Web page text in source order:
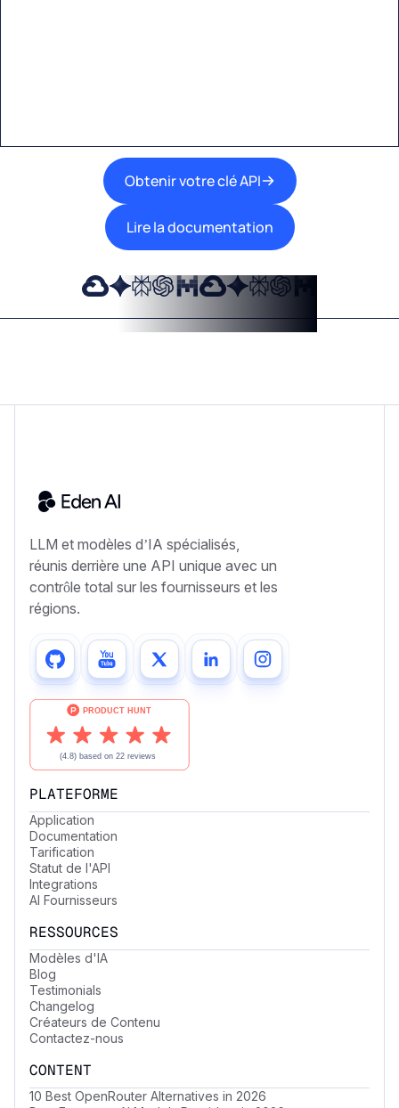
Obtenir votre clé API
Lire la documentation
LLM et modèles d’IA spécialisés,
réunis derrière une API unique avec un
contrôle total sur les fournisseurs et les
régions.
PLATEFORME
Application
Documentation
Tarification
Statut de l'API
Integrations
AI Fournisseurs
RESSOURCES
Modèles d'IA
Blog
Testimonials
Changelog
Créateurs de Contenu
Contactez-nous
CONTENT
10 Best OpenRouter Alternatives in 2026